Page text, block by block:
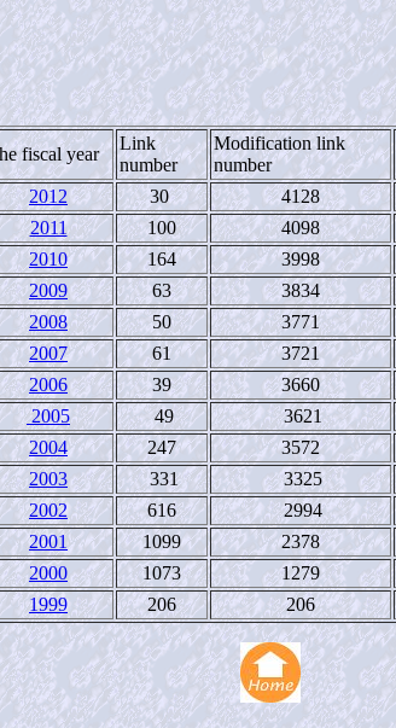
fiscal year
Link
number
Modification link
number
2012
30 4128
2011
100 4098
2010 164 3998
2009
63 3834
2008
50 3771
2007
61 3721
2006
39 3660
2005
49 3621
2004
247 3572
2003
331 3325
2002
616 2994
2001
1099 2378
2000
1073 1279
1999
206 206